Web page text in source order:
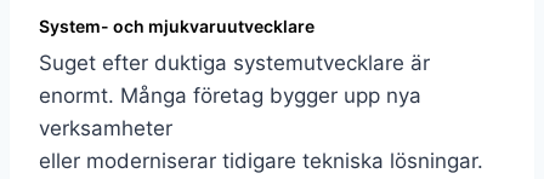
System- och mjukvaruutvecklare
Suget efter duktiga systemutvecklare är
enormt. Många företag bygger upp nya
verksamheter
eller moderniserar tidigare tekniska lösningar.